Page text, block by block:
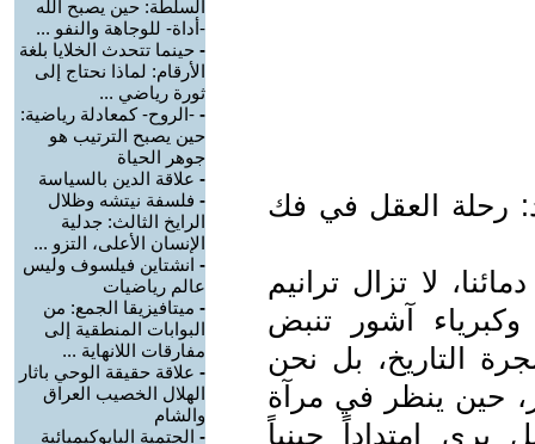
رحلة العقل في فك
لا تزال ترانيم
وكبرياء آشور تنبض
التاريخ، بل نحن
حين ينظر في مرآة
يرى امتداداً جينياً
السلطة: حين يصبح الله
-أداة- للوجاهة والنفو ...
- حينما تتحدث الخلايا بلغة
الأرقام: لماذا نحتاج إلى
ثورة رياضي ...
- -الروح- كمعادلة رياضية:
حين يصبح الترتيب هو
جوهر الحياة
- علاقة الدين بالسياسة
- فلسفة نيتشه وظلال
الرايخ الثالث: جدلية
الإنسان الأعلى، التزو ...
- انشتاين فيلسوف وليس
عالم رياضيات
- ميتافيزيقا الجمع: من
البوابات المنطقية إلى
مفارقات اللانهاية ...
- علاقة حقيقة الوحي باثار
الهلال الخصيب العراق
والشام
- الحتمية البايوكيميائية